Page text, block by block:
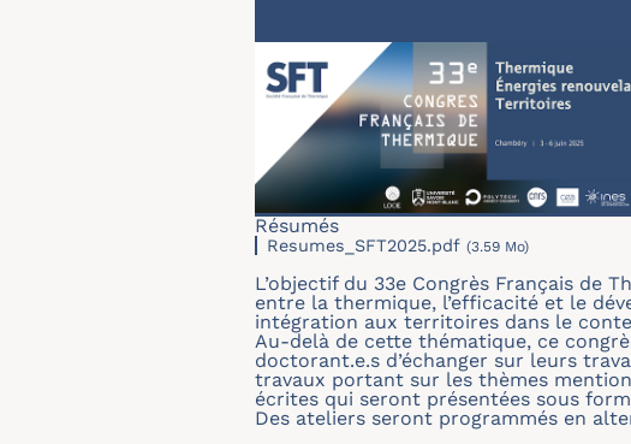
Résumés
Resumes_SFT2025.pdf (3.59 Mo)
L’objectif du 33e Congrès Français de
entre la thermique, l’efficacité et le
intégration aux territoires dans le
Au-delà de cette thématique, ce
doctorant.e.s d’échanger sur leurs
travaux portant sur les thèmes
écrites qui seront présentées sous
Des ateliers seront programmés en